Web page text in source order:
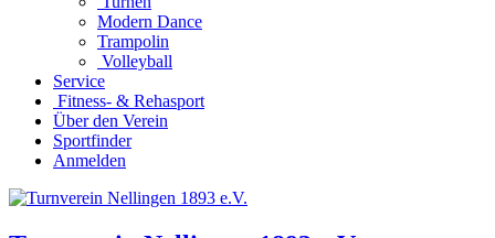
Modern Dance
Trampolin
Volleyball
Service
Fitness- & Rehasport
Über den Verein
Sportfinder
Anmelden